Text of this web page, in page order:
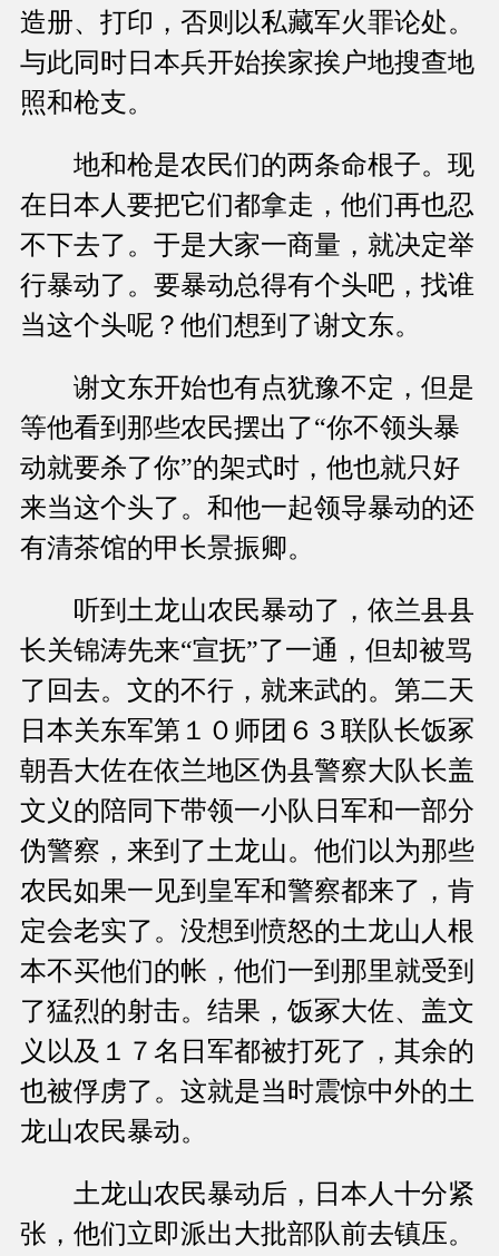
造册、打印，否则以私藏军火罪论处。
与此同时日本兵开始挨家挨户地搜查地
照和枪支。
地和枪是农民们的两条命根子。现
在日本人要把它们都拿走，他们再也忍
不下去了。于是大家一商量，就决定举
行暴动了。要暴动总得有个头吧，找谁
当这个头呢？他们想到了谢文东。
谢文东开始也有点犹豫不定，但是
等他看到那些农民摆出了“你不领头暴
动就要杀了你”的架式时，他也就只好
来当这个头了。和他一起领导暴动的还
有清茶馆的甲长景振卿。
听到土龙山农民暴动了，依兰县县
长关锦涛先来“宣抚”了一通，但却被骂
了回去。文的不行，就来武的。第二天
日本关东军第１０师团６３联队长饭冢
朝吾大佐在依兰地区伪县警察大队长盖
文义的陪同下带领一小队日军和一部分
伪警察，来到了土龙山。他们以为那些
农民如果一见到皇军和警察都来了，肯
定会老实了。没想到愤怒的土龙山人根
本不买他们的帐，他们一到那里就受到
了猛烈的射击。结果，饭冢大佐、盖文
义以及１７名日军都被打死了，其余的
也被俘虏了。这就是当时震惊中外的土
龙山农民暴动。
土龙山农民暴动后，日本人十分紧
张，他们立即派出大批部队前去镇压。